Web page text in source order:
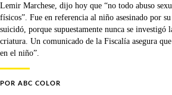
Lemir Marchese, dijo hoy que “no todo abuso
físicos”. Fue en referencia al niño asesinado por su
suicidó, porque supuestamente nunca se
criatura. Un comunicado de la Fiscalía asegura
en el niño”.
POR ABC COLOR